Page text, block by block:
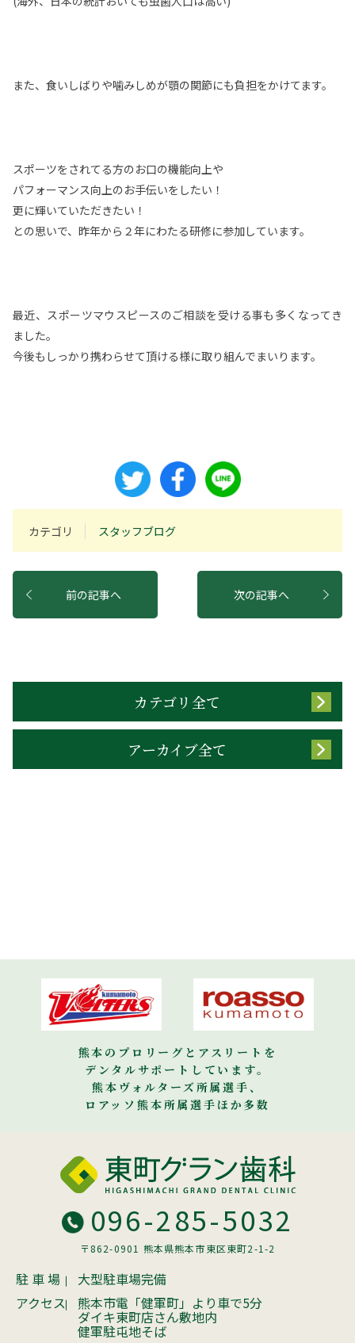
また、食いしばりや噛みしめが顎の関節にも負担をかけてます。
スポーツをされてる方のお口の機能向上や
パフォーマンス向上のお手伝いをしたい！
更に輝いていただきたい！
との思いで、昨年から２年にわたる研修に参加しています。
最近、スポーツマウスピースのご相談を受ける事も多くなってき
ました。
今後もしっかり携わらせて頂ける様に取り組んでまいります。
カテゴリ スタッフブログ
前の記事へ 次の記事へ
カテゴリ全て
アーカイブ全て
熊本のプロリーグとアスリートを
デンタルサポートしています。
熊本ヴォルターズ所属選手、
ロアッソ熊本所属選手ほか多数
096-285-5032
〒862-0901 熊本県熊本市東区東町2-1-2
駐 車 場
大型駐車場完備
アクセス
熊本市電「健軍町」より車で5分
ダイキ東町店さん敷地内
健軍駐屯地そば